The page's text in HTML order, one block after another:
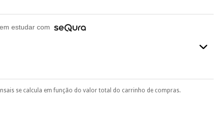
estudar com
do processo de compra, ao escolher o método de pagamento.
se calcula em função do valor total do carrinho de compras.